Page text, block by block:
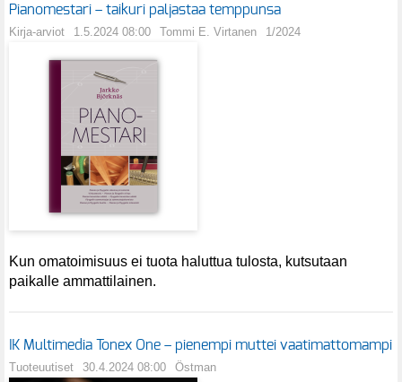
Pianomestari – taikuri paljastaa temppunsa
Kirja-arviot 1.5.2024 08:00 Tommi E. Virtanen 1/2024
Kun omatoimisuus ei tuota haluttua tulosta, kutsutaan
paikalle ammattilainen.
IK Multimedia Tonex One – pienempi muttei vaatimattomampi
Tuoteuutiset 30.4.2024 08:00 Östman